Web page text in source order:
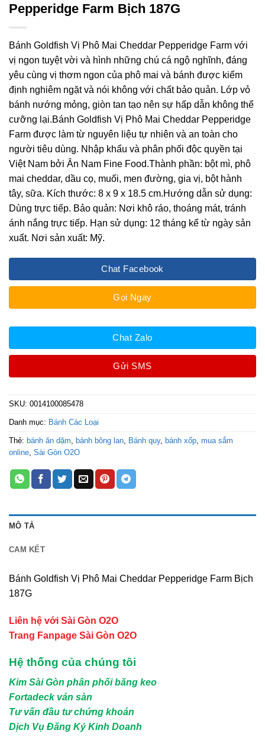
Pepperidge Farm Bịch 187G
Bánh Goldfish Vị Phô Mai Cheddar Pepperidge Farm với
vị ngon tuyệt vời và hình những chú cá ngộ nghĩnh, đáng
yêu cùng vị thơm ngon của phô mai và bánh được kiểm
định nghiêm ngặt và nói không với chất bảo quản. Lớp vỏ
bánh nướng mỏng, giòn tan tạo nên sự hấp dẫn không thể
cưỡng lại.Bánh Goldfish Vị Phô Mai Cheddar Pepperidge
Farm được làm từ nguyên liệu tự nhiên và an toàn cho
người tiêu dùng. Nhập khẩu và phân phối độc quyền tại
Việt Nam bởi Ân Nam Fine Food.Thành phần: bột mì, phô
mai cheddar, dầu cọ, muối, men đường, gia vị, bột hành
tây, sữa. Kích thước: 8 x 9 x 18.5 cm.Hướng dẫn sử dụng:
Dùng trực tiếp. Bảo quản: Nơi khô ráo, thoáng mát, tránh
ánh nắng trực tiếp. Hạn sử dụng: 12 tháng kể từ ngày sản
xuất. Nơi sản xuất: Mỹ.
Chat Facebook
Gọi Ngay
Chat Zalo
Gửi SMS
SKU: 0014100085478
Danh mục: Bánh Các Loại
Thẻ: bánh ăn dặm, bánh bông lan, Bánh quy, bánh xốp, mua sắm
online, Sài Gòn O2O
MÔ TẢ
CAM KẾT
Bánh Goldfish Vị Phô Mai Cheddar Pepperidge Farm Bịch
187G
Liên hệ với Sài Gòn O2O
Trang Fanpage Sài Gòn O2O
Hệ thống của chúng tôi
Kim Sài Gòn phân phối băng keo
Fortadeck ván sàn
Tư vấn đầu tư chứng khoán
Dịch Vụ Đăng Ký Kinh Doanh